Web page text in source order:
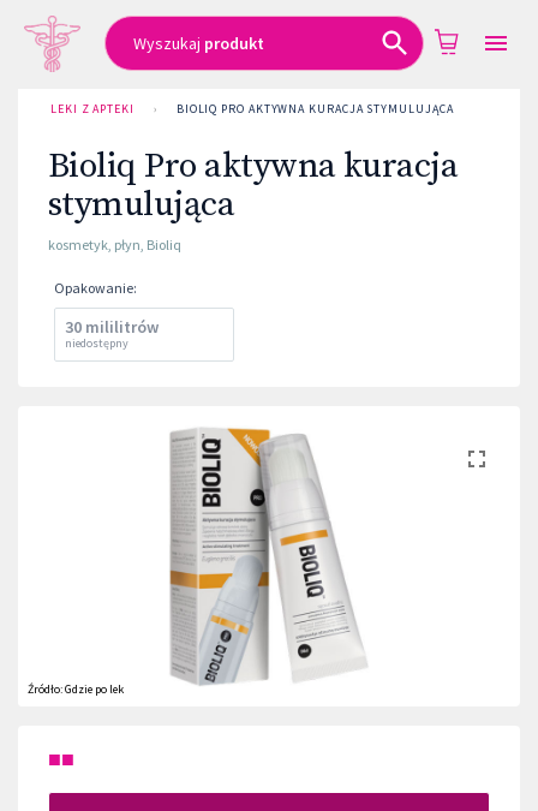
Wyszukaj produkt
LEKI Z APTEKI › BIOLIQ PRO AKTYWNA KURACJA STYMULUJĄCA
Bioliq Pro aktywna kuracja
stymulująca
kosmetyk, płyn, Bioliq
Opakowanie:
30 mililitrów
niedostępny
Źródło:Gdzie po lek
■■